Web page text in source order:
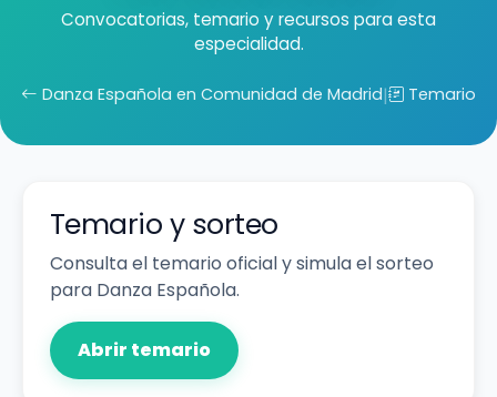
Convocatorias, temario y recursos para esta
especialidad.
Danza Española en Comunidad de Madrid| Temario
Temario y sorteo
Consulta el temario oficial y simula el sorteo
para Danza Española.
Abrir temario